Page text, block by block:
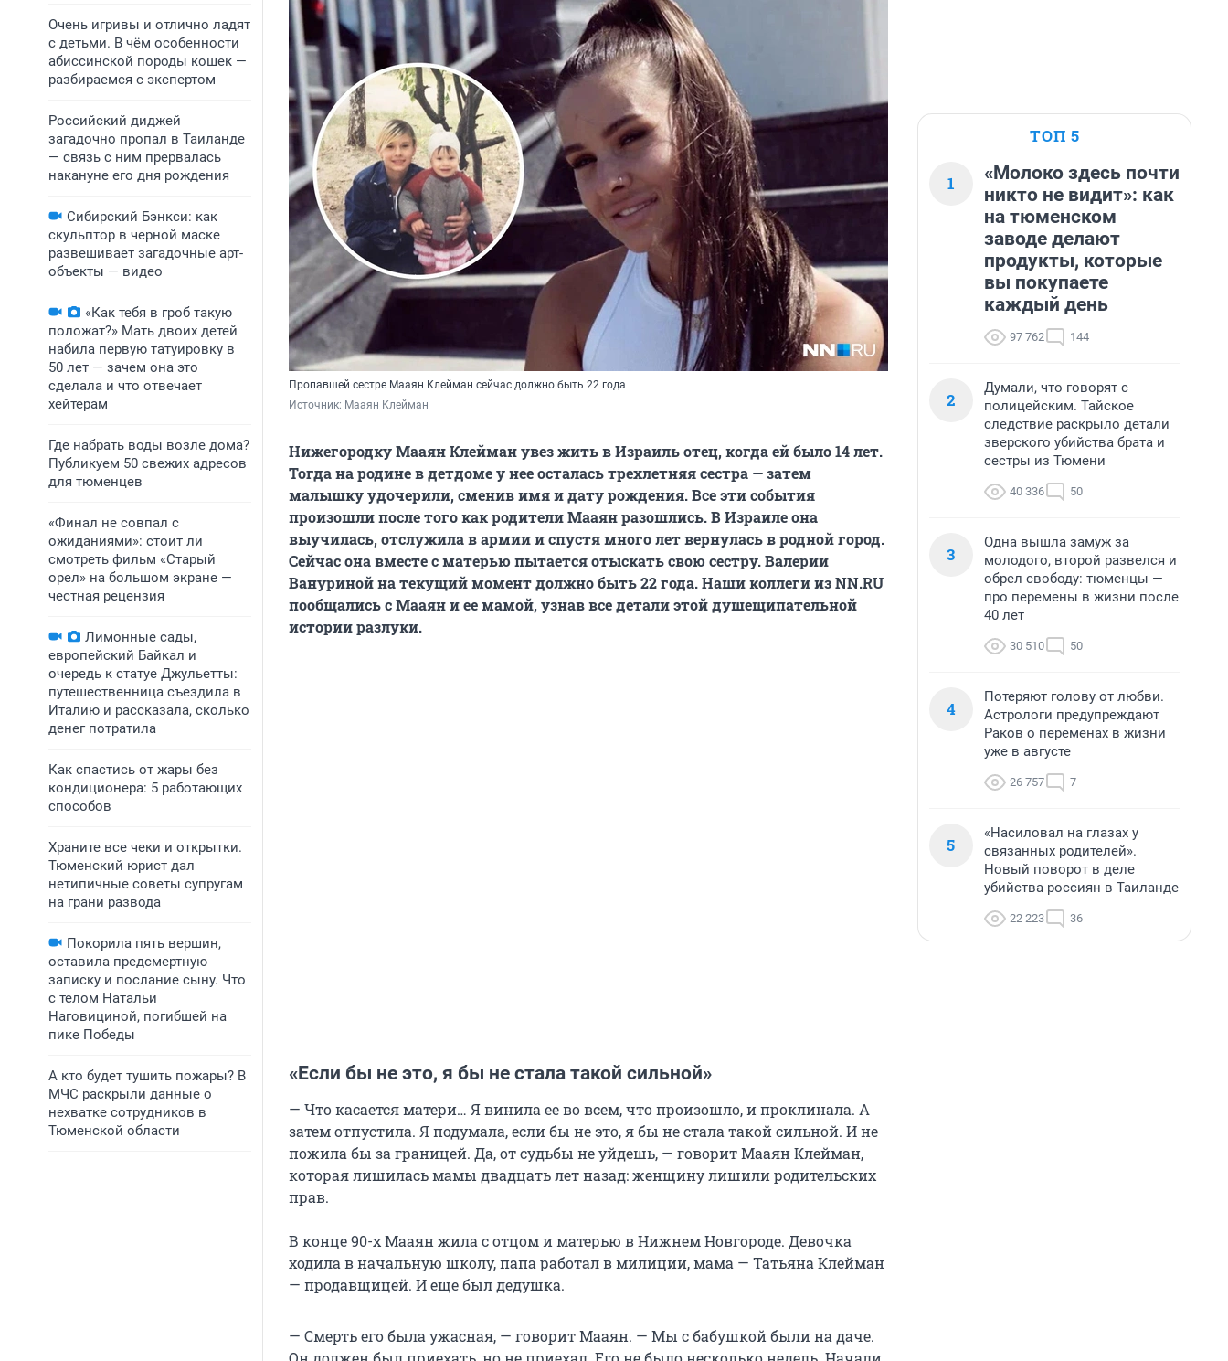
Очень игривы и отлично ладят
с детьми. В чём особенности
абиссинской породы кошек —
разбираемся с экспертом
Российский диджей
загадочно пропал в Таиланде
— связь с ним прервалась
накануне его дня рождения
Сибирский Бэнкси: как
скульптор в черной маске
развешивает загадочные арт-
объекты — видео
«Как тебя в гроб такую
положат?» Мать двоих детей
набила первую татуировку в
50 лет — зачем она это
сделала и что отвечает
хейтерам
Где набрать воды возле дома?
Публикуем 50 свежих адресов
для тюменцев
«Финал не совпал с
ожиданиями»: стоит ли
смотреть фильм «Старый
орел» на большом экране —
честная рецензия
Лимонные сады,
европейский Байкал и
очередь к статуе Джульетты:
путешественница съездила в
Италию и рассказала, сколько
денег потратила
Как спастись от жары без
кондиционера: 5 работающих
способов
Храните все чеки и открытки.
Тюменский юрист дал
нетипичные советы супругам
на грани развода
Покорила пять вершин,
оставила предсмертную
записку и послание сыну. Что
с телом Натальи
Наговициной, погибшей на
пике Победы
А кто будет тушить пожары? В
МЧС раскрыли данные о
нехватке сотрудников в
Тюменской области
Пропавшей сестре Мааян Клейман сейчас должно быть 22 года
Источник: Мааян Клейман
Нижегородку Мааян Клейман увез жить в Израиль отец, когда ей было 14 лет.
Тогда на родине в детдоме у нее осталась трехлетняя сестра — затем
малышку удочерили, сменив имя и дату рождения. Все эти события
произошли после того как родители Мааян разошлись. В Израиле она
выучилась, отслужила в армии и спустя много лет вернулась в родной город.
Сейчас она вместе с матерью пытается отыскать свою сестру. Валерии
Вануриной на текущий момент должно быть 22 года. Наши коллеги из NN.RU
пообщались с Мааян и ее мамой, узнав все детали этой душещипательной
истории разлуки.
«Если бы не это, я бы не стала такой сильной»
— Что касается матери… Я винила ее во всем, что произошло, и проклинала. А
затем отпустила. Я подумала, если бы не это, я бы не стала такой сильной. И не
пожила бы за границей. Да, от судьбы не уйдешь, — говорит Мааян Клейман,
которая лишилась мамы двадцать лет назад: женщину лишили родительских
прав.
В конце 90-х Мааян жила с отцом и матерью в Нижнем Новгороде. Девочка
ходила в начальную школу, папа работал в милиции, мама — Татьяна Клейман
— продавщицей. И еще был дедушка.
— Смерть его была ужасная, — говорит Мааян. — Мы с бабушкой были на даче.
ТОП 5
1
«Молоко здесь почти
никто не видит»: как
на тюменском
заводе делают
продукты, которые
вы покупаете
каждый день
97 762 144
2
Думали, что говорят с
полицейским. Тайское
следствие раскрыло детали
зверского убийства брата и
сестры из Тюмени
40 336 50
3
Одна вышла замуж за
молодого, второй развелся и
обрел свободу: тюменцы —
про перемены в жизни после
40 лет
30 510 50
4
Потеряют голову от любви.
Астрологи предупреждают
Раков о переменах в жизни
уже в августе
26 757 7
5
«Насиловал на глазах у
связанных родителей».
Новый поворот в деле
убийства россиян в Таиланде
22 223 36